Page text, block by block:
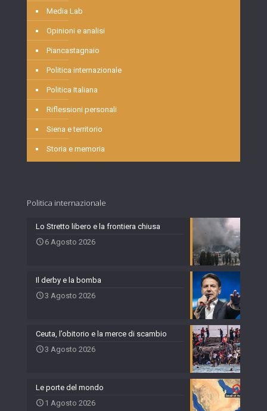
Media Lab
Opinioni e analisi
Piancastagnaio
Politica internazionale
Politica Italiana
Riflessioni personali
Siena e territorio
Storia e memoria
Politica internazionale
Lo Stretto libero e la frontiera chiusa
6 Agosto 2026
Il derby e la bomba
3 Agosto 2026
Ceuta, l’obitorio e la merce di scambio
3 Agosto 2026
Le porte del mondo
1 Agosto 2026